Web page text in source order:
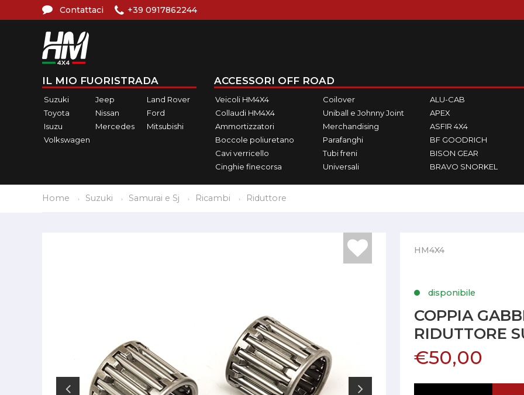
Contattaci +39 0917862244
IL MIO FUORISTRADA
Suzuki Jeep
Land Rover
Toyota
Nissan
Ford
Isuzu
Mercedes
Mitsubishi
Volkswagen
ACCESSORI OFF ROAD
Veicoli HM4X4
Collaudi HM4X4
Ammortizzatori
Boccole poliuretano
Cavi verricello
Cinghie finecorsa
Coilover
Uniball e Johnny Joint
Merchandising
Parafanghi
Tubi freni
Universali
ALU-CAB
APEX
ASFIR 4X4
BF GOODRICH
BISON GEAR
BRAVO SNORKEL
Home Suzuki Samurai e Sj Ricambi Riduttore
HM4X4
disponibile
COPPIA
RIDUTTORE
€50,00